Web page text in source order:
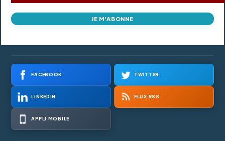
JE M'ABONNE
FACEBOOK TWITTER
LINKEDIN FLUX RSS
APPLI MOBILE